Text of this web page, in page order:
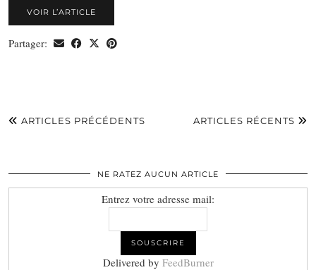
VOIR L’ARTICLE
Partager:
ARTICLES PRÉCÉDENTS ARTICLES RÉCENTS
NE RATEZ AUCUN ARTICLE
Entrez votre adresse mail:
Delivered by FeedBurner